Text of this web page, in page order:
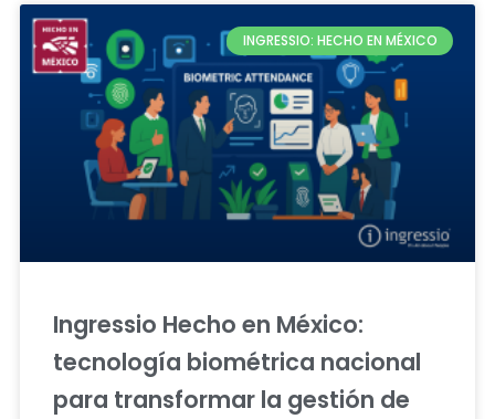
INGRESSIO: HECHO EN MÉXICO
Ingressio Hecho en México:
tecnología biométrica nacional
para transformar la gestión de